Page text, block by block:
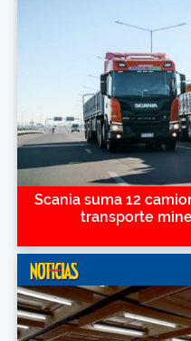
Scania suma 12
transporte